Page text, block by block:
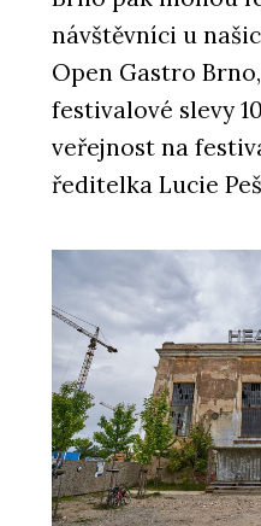
návštěvníci u
Open Gastro
festivalové slevy
veřejnost na
ředitelka Lucie